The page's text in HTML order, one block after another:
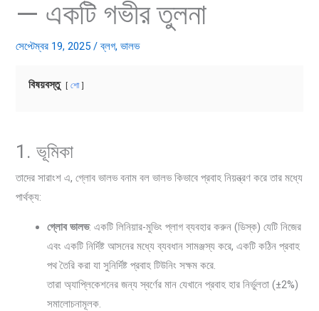
— একটি গভীর তুলনা
সেপ্টেম্বর 19, 2025/ব্লগ,ভালভ
বিষয়বস্তু শো
1. ভূমিকা
তাদের সারাংশ এ, গ্লোব ভালভ বনাম বল ভালভ কিভাবে প্রবাহ নিয়ন্ত্রণ করে তার মধ্যে
পার্থক্য:
গ্লোব ভালভ: একটি লিনিয়ার-মুভিং প্লাগ ব্যবহার করুন (ডিস্ক) যেটি নিজের
এবং একটি নির্দিষ্ট আসনের মধ্যে ব্যবধান সামঞ্জস্য করে, একটি কঠিন প্রবাহ
পথ তৈরি করা যা সুনির্দিষ্ট প্রবাহ টিউনিং সক্ষম করে.
তারা অ্যাপ্লিকেশনের জন্য স্বর্ণের মান যেখানে প্রবাহ হার নির্ভুলতা (±2%)
সমালোচনামূলক.